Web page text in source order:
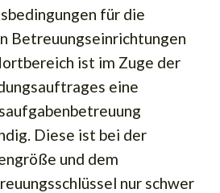
für die
Betreuungseinrichtungen
ist im Zuge der
eine
Diese ist bei der
und dem
nur schwer